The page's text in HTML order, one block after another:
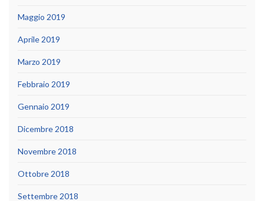
Maggio 2019
Aprile 2019
Marzo 2019
Febbraio 2019
Gennaio 2019
Dicembre 2018
Novembre 2018
Ottobre 2018
Settembre 2018